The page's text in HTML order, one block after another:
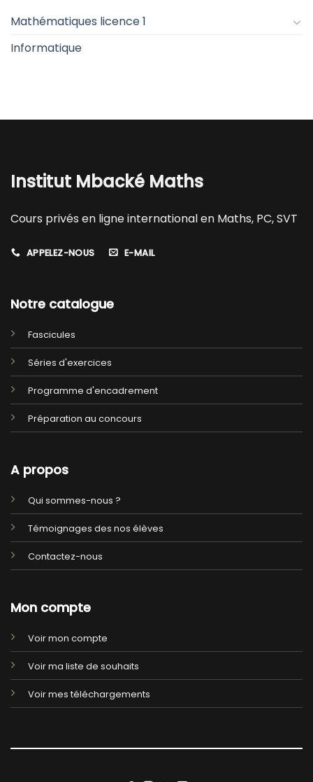
Mathématiques licence 1
Informatique
Institut Mbacké Maths
Cours privés en ligne international en Maths, PC, SVT
APPELEZ-NOUS E-MAIL
Notre catalogue
Fascicules
Séries d'exercices
Programme d'encadrement
Préparation au concours
A propos
Qui sommes-nous ?
Témoignages des nos élèves
Contactez-nous
Mon compte
Voir mon compte
Voir ma liste de souhaits
Voir mes téléchargements